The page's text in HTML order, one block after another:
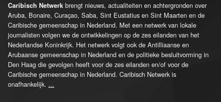
Caribisch Netwerk brengt nieuws, actualiteiten en achtergronden over
Aruba, Bonaire, Curaçao, Saba, Sint Eustatius en Sint Maarten en de
Caribische gemeenschap in Nederland. Met een netwerk van lokale
journalisten volgen we de ontwikkelingen op de zes eilanden van het
Nederlandse Koninkrijk. Het netwerk volgt ook de Antilliaanse en
Arubaanse gemeenschap in Nederland en de politieke besluitvorming in
Den Haag die gevolgen heeft voor de zes eilanden en/of voor de
Caribische gemeenschap in Nederland. Caribisch Netwerk is
onafhankelijk. ...